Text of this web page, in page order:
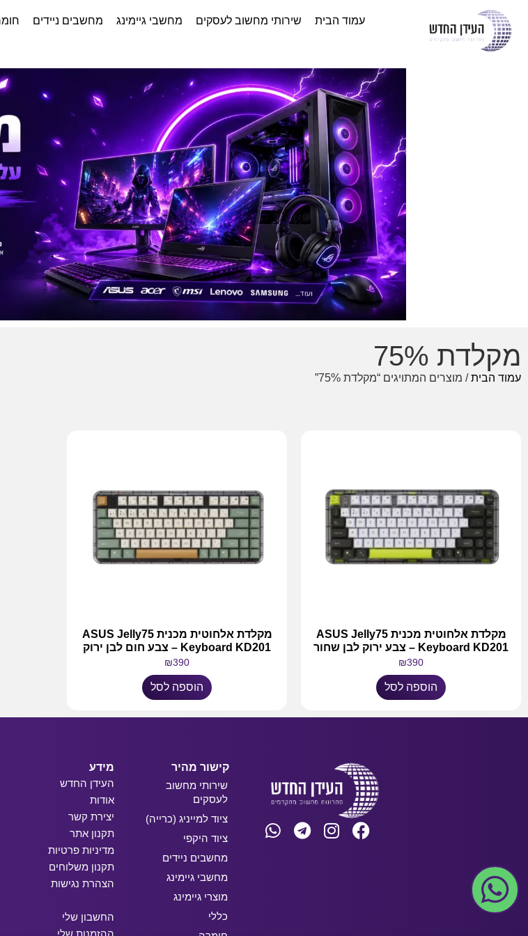
עמוד הבית שירותי מחשוב לעסקים מחשבי גיימינג מחשבים ניידים
מקלדת 75%
עמוד הבית/ מוצרים המתויגים “מקלדת 75%”
מקלדת אלחוטית מכנית ASUS Jelly75
Keyboard KD201 – צבע ירוק לבן שחור
₪390
הוספה לסל
מקלדת אלחוטית מכנית ASUS Jelly75
Keyboard KD201 – צבע חום לבן ירוק
₪390
הוספה לסל
קישור מהיר
שירותי מחשוב
לעסקים
ציוד למייניג (כרייה)
ציוד היקפי
מחשבים ניידים
מחשבי גיימינג
מוצרי גיימינג
כללי
מידע
העידן החדש
אודות
יצירת קשר
תקנון אתר
מדיניות פרטיות
תקנון משלוחים
הצהרת נגישות
החשבון שלי